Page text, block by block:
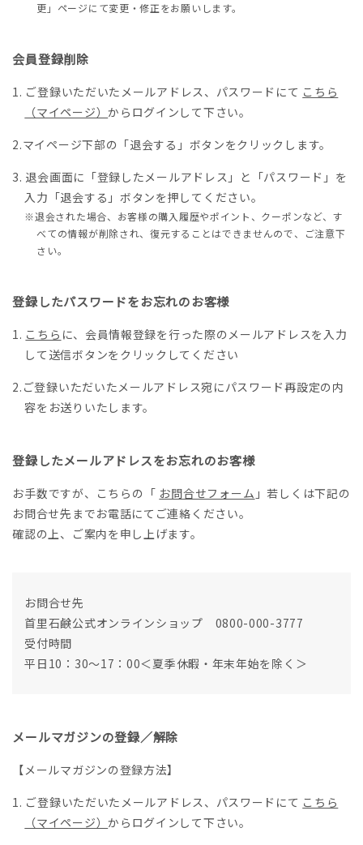
更」ページにて変更・修正をお願いします。
会員登録削除
ご登録いただいたメールアドレス、パスワードにて こちら
（マイページ）からログインして下さい。
マイページ下部の「退会する」ボタンをクリックします。
退会画面に「登録したメールアドレス」と「パスワード」を
入力「退会する」ボタンを押してください。
※退会された場合、お客様の購入履歴やポイント、クーポンなど、す
べての情報が削除され、復元することはできませんので、ご注意下
さい。
登録したパスワードをお忘れのお客様
こちら に、会員情報登録を行った際のメールアドレスを入力
して送信ボタンをクリックしてください
ご登録いただいたメールアドレス宛にパスワード再設定の内
容をお送りいたします。
登録したメールアドレスをお忘れのお客様
お手数ですが、こちらの「 お問合せフォーム 」若しくは下記の
お問合せ先までお電話にてご連絡ください。
確認の上、ご案内を申し上げます。
お問合せ先
首里石鹸公式オンラインショップ 0800-000-3777
受付時間
平日10：30～17：00＜夏季休暇・年末年始を除く＞
メールマガジンの登録／解除
【メールマガジンの登録方法】
ご登録いただいたメールアドレス、パスワードにて こちら
（マイページ）からログインして下さい。